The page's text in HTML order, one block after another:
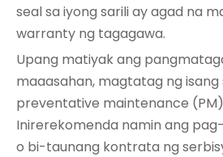
seal sa iyong sarili ay agad na
warranty ng tagagawa.
Upang matiyak ang
maaasahan, magtatag ng
preventative maintenance (PM)
Inirerekomenda namin ang
o bi-taunang kontrata ng